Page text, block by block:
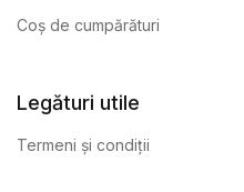
Coș de cumpărături
Legături utile
Termeni și condiții